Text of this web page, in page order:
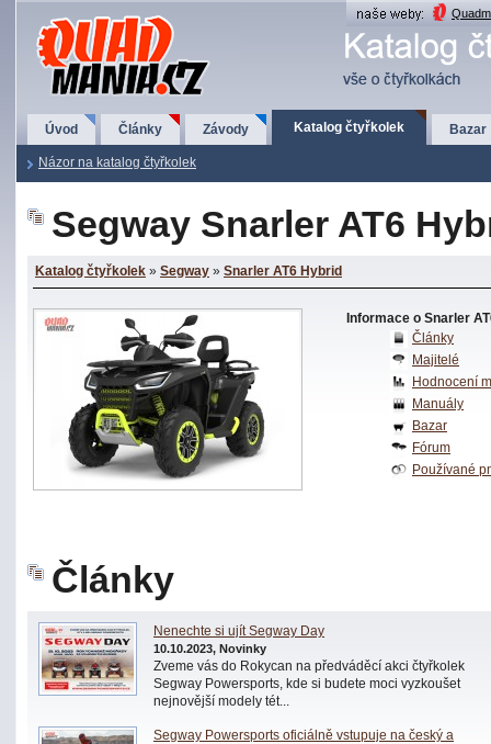
QuadMania.cz
Úvod Články Závody Katalog čtyřkolek Bazar
Názor na katalog čtyřkolek
Segway Snarler AT6
Katalog čtyřkolek » Segway » Snarler AT6 Hybrid
Informace o Snarler
Články
Majitelé
Hodnocení
Manuály
Bazar
Fórum
Používané
Články
Nenechte si ujít Segway Day
10.10.2023, Novinky
Zveme vás do Rokycan na předváděcí akci čtyřkolek
Segway Powersports, kde si budete moci vyzkoušet
nejnovější modely tét...
Segway Powersports oficiálně vstupuje na český a